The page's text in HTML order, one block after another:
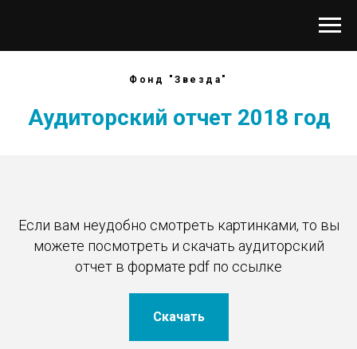
Фонд "Звезда"
Аудиторский отчет 2018 год
Если вам неудобно смотреть картинками, то вы
можете посмотреть и скачать аудиторский
отчет в формате pdf по ссылке
Скачать